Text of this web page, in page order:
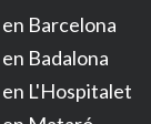
Barcelona
Badalona
L'Hospitalet